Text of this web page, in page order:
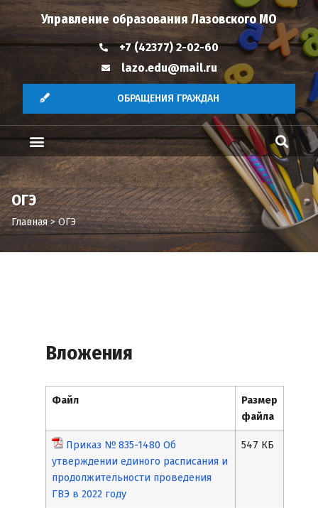
Управление образования Лазовского МО
+7 (42377) 2-02-60
lazo.edu@mail.ru
ОБРАЩЕНИЯ ГРАЖДАН
ОГЭ
Главная>ОГЭ
Вложения
Файл
Размер
файла
Приказ № 835-1480 Об
утверждении единого расписания и
продолжительности проведения
ГВЭ в 2022 году
547 КБ